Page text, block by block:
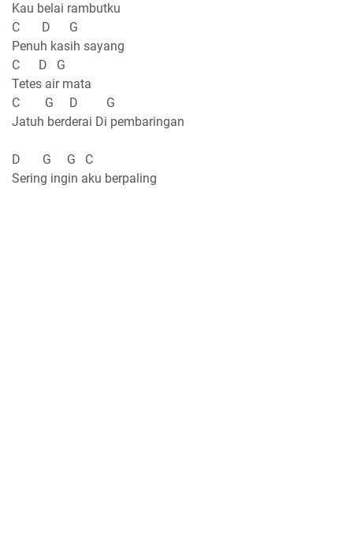
Kau belai rambutku
C D G
Penuh kasih sayang
C D G
Tetes air mata
C G D G
Jatuh berderai Di pembaringan
D G G C
Sering ingin aku berpaling